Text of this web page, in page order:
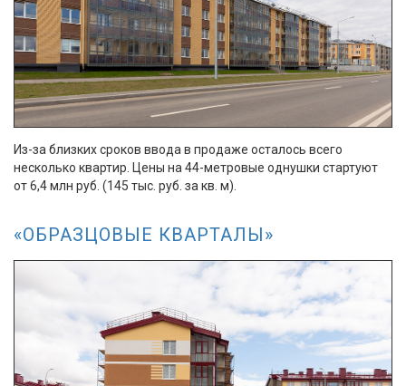
Из-за близких сроков ввода в продаже осталось всего
несколько квартир. Цены на 44-метровые однушки стартуют
от 6,4 млн руб. (145 тыс. руб. за кв. м).
«ОБРАЗЦОВЫЕ КВАРТАЛЫ»